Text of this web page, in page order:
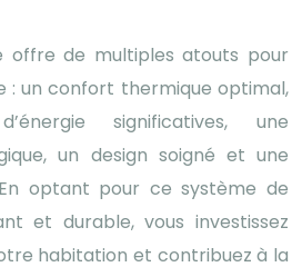
offre de multiples atouts pour
: un confort thermique optimal,
significatives, une
un design soigné et une
optant pour ce système de
et durable, vous investissez
habitation et contribuez à la